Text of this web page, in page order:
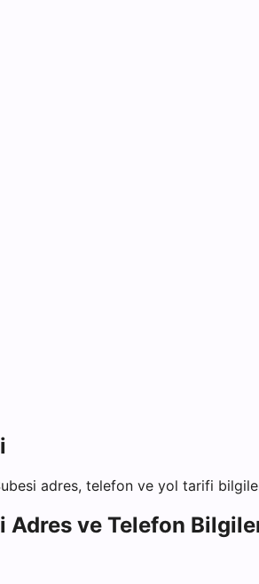
adres, telefon ve yol tarifi
Adres ve Telefon